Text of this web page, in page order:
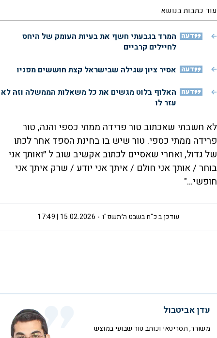
עוד כתבות בנושא
דעה המרד בגבעתי חשף את בעיות העומק של היחס
לחיילים קרביים
דעה אסיר ציון שגילה שבישראל קצת חוששים מפניו
דעה האלוף בלוט מגשים את כל משאלות הממשלה וזה לא
עזר לו
לא חשבתי שאכתוב טור פרידה ממתי כספי והנה, טור
פרידה ממתי כספי. טור שיש בו בחינת הספד אחר לכתו
של גדול, ואחרי שאסיים לכתוב אקשיב שוב ל ״ואותך אני
בוחר / אותך אני חולם / איתך אני יודע / שרק איתך אני
חופשי..."
כ"ח בשבט ה׳תשפ"ו 15.02.2026 | 17:49 עודכן ב
עדן אביטבול
משורר, תסריטאי וכותב טור שבועי במוצש